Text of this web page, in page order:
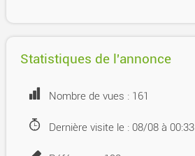
Statistiques de l'annonce
Nombre de vues : 161
Dernière visite le : 08/08 à 00:33